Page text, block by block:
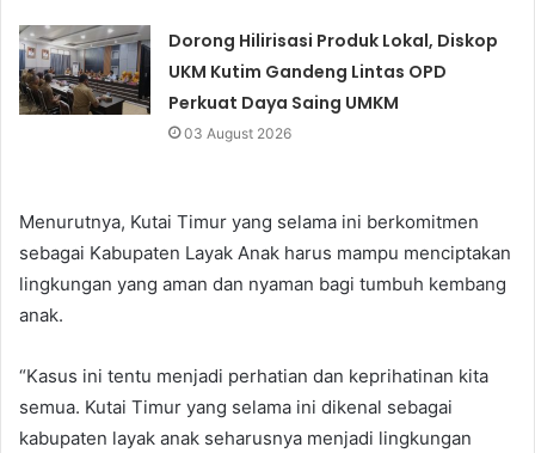
Dorong Hilirisasi Produk Lokal, Diskop
UKM Kutim Gandeng Lintas OPD
Perkuat Daya Saing UMKM
03 August 2026
Menurutnya, Kutai Timur yang selama ini berkomitmen
sebagai Kabupaten Layak Anak harus mampu menciptakan
lingkungan yang aman dan nyaman bagi tumbuh kembang
anak.
“Kasus ini tentu menjadi perhatian dan keprihatinan kita
semua. Kutai Timur yang selama ini dikenal sebagai
kabupaten layak anak seharusnya menjadi lingkungan